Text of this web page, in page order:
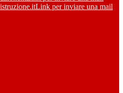
Link per inviare una mail